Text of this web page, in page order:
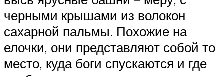
черными крышами из волокон
сахарной пальмы. Похожие на
елочки, они представляют собой то
место, куда боги спускаются и где